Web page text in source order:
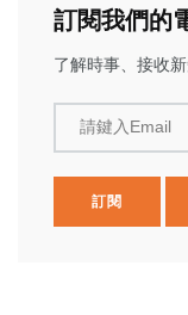
訂閱我們的
了解時事、接收
請鍵入Email
訂閱